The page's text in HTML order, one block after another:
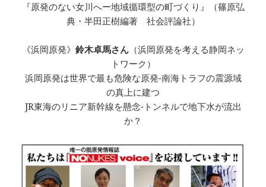
『原発のない女川へー地域循環型の町づくり』（篠原弘
典・半田正樹編著 社会評論社）
《浜岡原発》 鈴木卓馬さん（浜岡原発を考える静岡ネッ
トワーク）
浜岡原発は世界で最も危険な原発-南海トラフの震源域
の真上に建つ
JR東海のリニア新幹線を懸念-トンネルで地下水が流出
か？